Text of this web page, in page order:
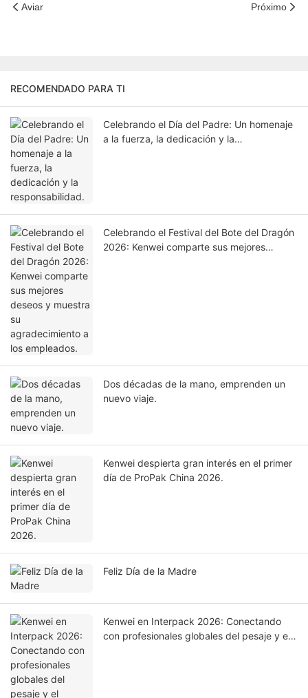
Aviar Próximo
RECOMENDADO PARA TI
Celebrando el Día del Padre: Un homenaje
a la fuerza, la dedicación y la
Celebrando el Festival del Bote del Dragón
2026: Kenwei comparte sus mejores
Dos décadas de la mano, emprenden un
nuevo viaje.
Kenwei despierta gran interés en el primer
día de ProPak China 2026.
Feliz Día de la Madre
Kenwei en Interpack 2026: Conectando
con profesionales globales del pesaje y el